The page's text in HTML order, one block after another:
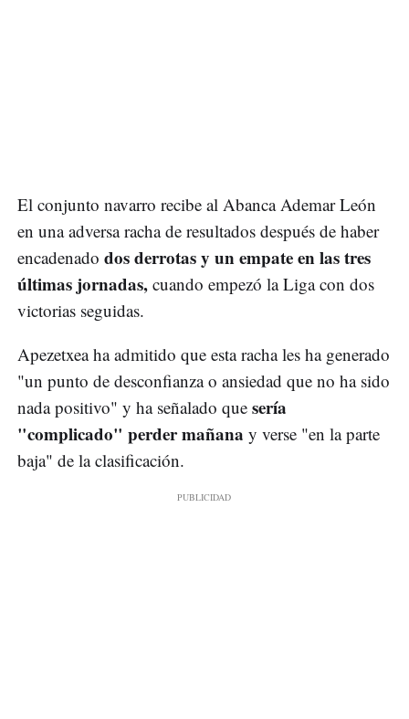
El conjunto navarro recibe al Abanca Ademar León
en una adversa racha de resultados después de haber
encadenado dos derrotas y un empate en las tres
últimas jornadas, cuando empezó la Liga con dos
victorias seguidas.
Apezetxea ha admitido que esta racha les ha generado
"un punto de desconfianza o ansiedad que no ha sido
nada positivo" y ha señalado que sería
"complicado" perder mañana y verse "en la parte
baja" de la clasificación.